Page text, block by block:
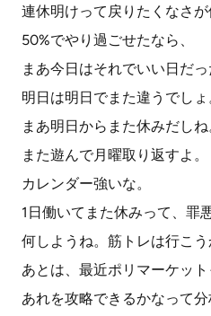
連休明けって戻りたくなさが
50%でやり過ごせたなら、
まあ今日はそれでいい日だ
明日は明日でまた違うでしょ
まあ明日からまた休みだしね
また遊んで月曜取り返すよ。
カレンダー強いな。
1日働いてまた休みって、罪
何しようね。筋トレは行こう
あとは、最近ポリマーケット
あれを攻略できるかなって分